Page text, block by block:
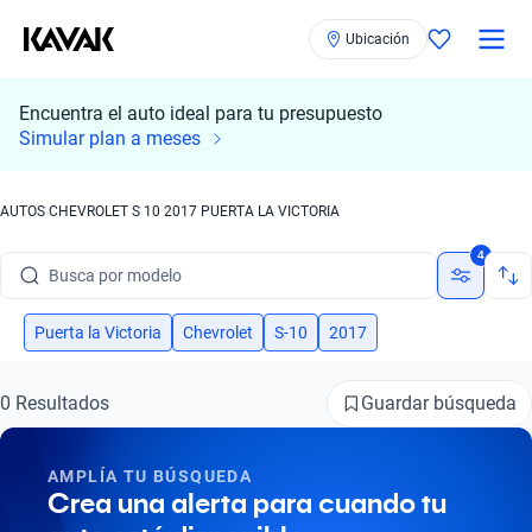
Ubicación
Encuentra el auto ideal para tu presupuesto
Simular plan a meses
AUTOS CHEVROLET S 10 2017 PUERTA LA VICTORIA
Busca por modelo
Busca por versión
Busca por marca
Busca por modelo
4
Puerta la Victoria Chevrolet S-10 2017
0 Resultados Guardar búsqueda
AMPLÍA TU BÚSQUEDA
Crea una alerta para cuando tu